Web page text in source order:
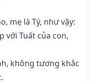
mẹ là Tý, như vậy:
với Tuất của con,
không tương khắc